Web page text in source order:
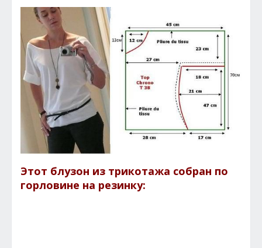
Этот блузон из трикотажа собран по
горловине на резинку: